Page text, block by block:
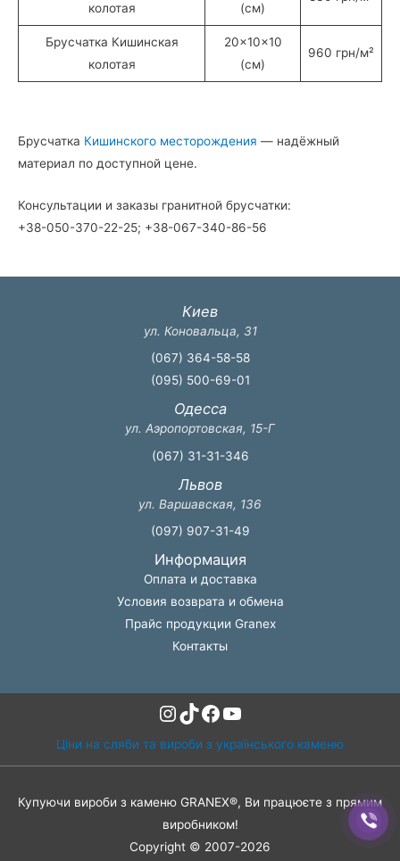
колотая
(см)
Брусчатка Кишинская
колотая
20×10×10
(см)
960 грн/м²
Брусчатка Кишинского месторождения — надёжный
материал по доступной цене.
Консультации и заказы гранитной брусчатки:
+38-050-370-22-25; +38-067-340-86-56
Киев
ул. Коновальца, 31
(067) 364-58-58
(095) 500-69-01
Одесса
ул. Аэропортовская, 15-Г
(067) 31-31-346
Львов
ул. Варшавская, 136
(097) 907-31-49
Информация
Оплата и доставка
Условия возврата и обмена
Прайс продукции Granex
Контакты
Instagram
TikTok
Facebook
YouTube
Ціни на сляби та вироби з українського каменю
Купуючи вироби з каменю GRANEX®, Ви працюєте з прямим
виробником!
Copyright © 2007-2026